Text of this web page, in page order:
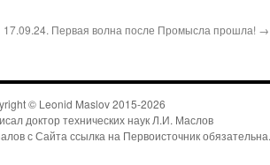
17.09.24. Первая волна после Промысла прошла! →
© Leonid Maslov2015-2026
доктор технических наук Л.И. Маслов
с Сайта ссылка на Первоисточникобязательна.